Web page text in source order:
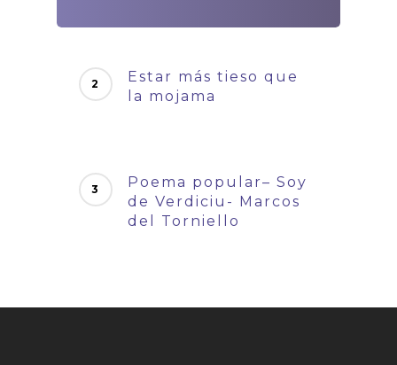
Estar más tieso que
la mojama
Poema popular– Soy
de Verdiciu- Marcos
del Torniello